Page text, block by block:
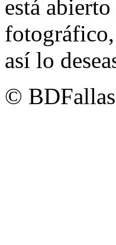
está
así lo
©